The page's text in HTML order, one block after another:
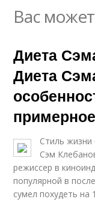
Вас
Диета
Диета
Стиль жизни
Сэм
режиссер в
популярной в
сумел похудеть на